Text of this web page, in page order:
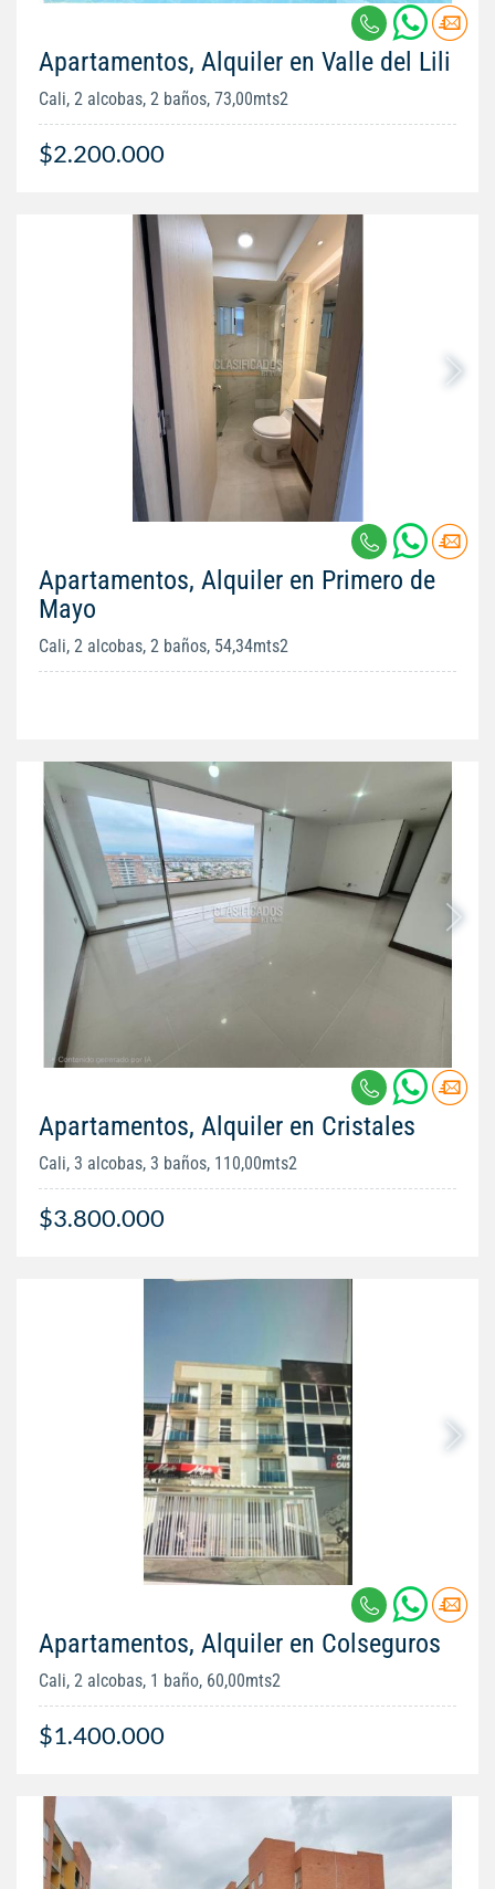
Apartamentos, Alquiler en Valle del Lili
Cali, 2 alcobas, 2 baños, 73,00mts2
$2.200.000
Apartamentos, Alquiler en Primero de
Mayo
Cali, 2 alcobas, 2 baños, 54,34mts2
Apartamentos, Alquiler en Cristales
Cali, 3 alcobas, 3 baños, 110,00mts2
$3.800.000
Apartamentos, Alquiler en Colseguros
Cali, 2 alcobas, 1 baño, 60,00mts2
$1.400.000